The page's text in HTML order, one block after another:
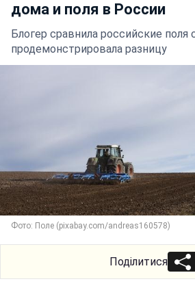
дома и поля в России
Блогер сравнила российские поля
продемонстрировала разницу
Фото: Поле (pixabay.com/andreas160578)
Поділитися